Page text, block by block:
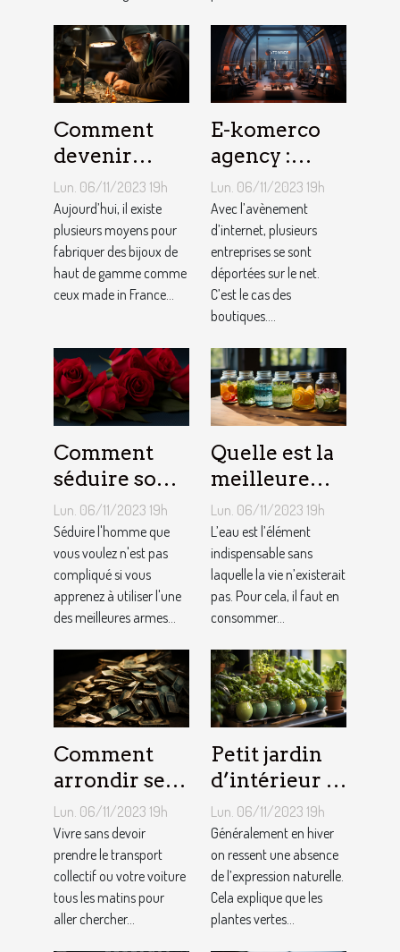
Comment
devenir
bijoutier-
joaillier ?
Lun. 06/11/2023 19h
Aujourd’hui, il existe
plusieurs moyens pour
fabriquer des bijoux de
haut de gamme comme
ceux made in France...
E-komerco
agency :
qu’est-ce que
c’est ?
Lun. 06/11/2023 19h
Avec l’avènement
d’internet, plusieurs
entreprises se sont
déportées sur le net.
C’est le cas des
boutiques....
Comment
séduire son
homme ?
Lun. 06/11/2023 19h
Séduire l'homme que
vous voulez n'est pas
compliqué si vous
apprenez à utiliser l'une
des meilleures armes...
Quelle est la
meilleure
quantité
d’eau qu’il
faut au
quotidien ?
Lun. 06/11/2023 19h
L’eau est l’élément
indispensable sans
laquelle la vie n’existerait
pas. Pour cela, il faut en
consommer...
Comment
arrondir ses
fins du mois
avec
l’internet ?
Lun. 06/11/2023 19h
Vivre sans devoir
prendre le transport
collectif ou votre voiture
tous les matins pour
aller chercher...
Petit jardin
d’intérieur :
comment en
créer chez
soi ?
Lun. 06/11/2023 19h
Généralement en hiver
on ressent une absence
de l’expression naturelle.
Cela explique que les
plantes vertes...